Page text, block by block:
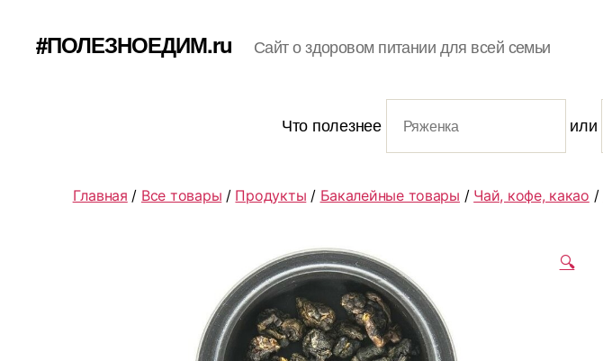
#ПОЛЕЗНОЕДИМ.ru Сайт о здоровом питании для всей семьи
Что полезнее или
Главная / Все товары / Продукты / Бакалейные товары / Чай, кофе, какао /
🔍